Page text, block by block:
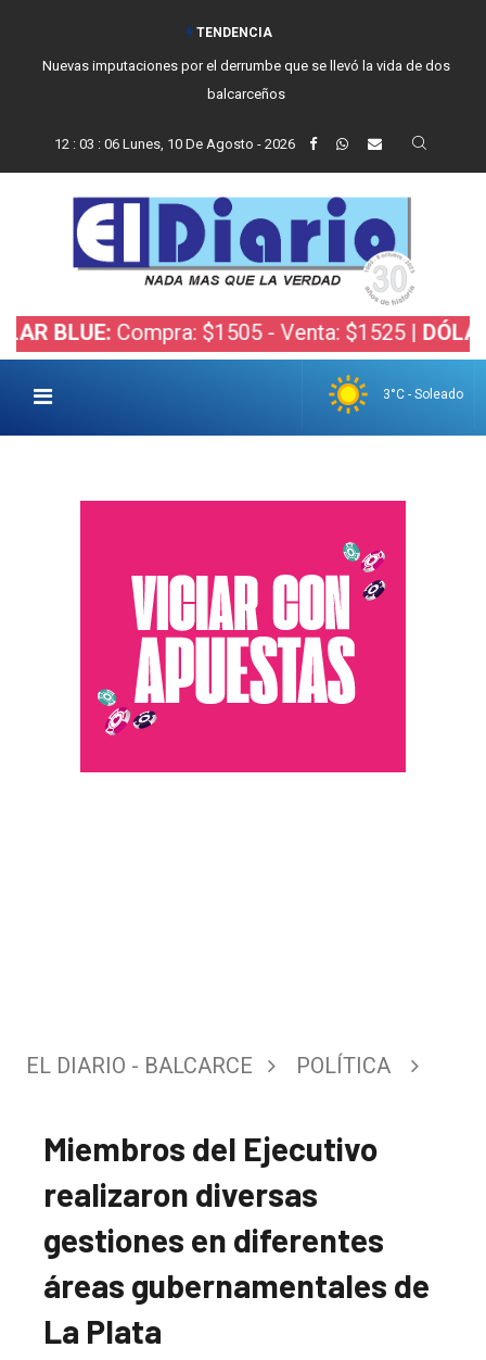
TENDENCIA
Nuevas imputaciones por el derrumbe que se llevó la vida de dos
balcarceños
12 : 03 : 07 Lunes, 10 De Agosto - 2026
Compra: $1505 - Venta: $1525 | DÓLAR
3°C - Soleado
EL DIARIO - BALCARCE POLÍTICA
Miembros del Ejecutivo
realizaron diversas
gestiones en diferentes
áreas gubernamentales de
La Plata